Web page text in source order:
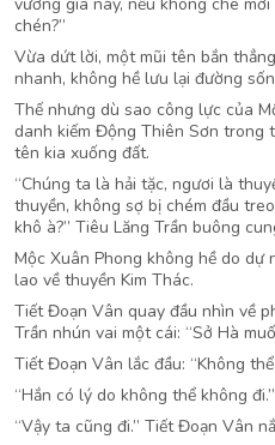
chén?”
Vừa dứt lời, một mũi tên bắn
nhanh, không hề lưu lại đường
Thế nhưng dù sao công lực của
danh kiếm Động Thiên Sơn trong
tên kia xuống đất.
“Chúng ta là hải tặc, ngươi là
thuyền, không sợ bị chém đầu
khô à?” Tiêu Lăng Trần buông
Mộc Xuân Phong không hề do dự
lao về thuyền Kim Thác.
Tiết Đoạn Vân quay đầu nhìn về
Trần nhún vai một cái: “Sở Hà
Tiết Đoạn Vân lắc đầu: “Không
“Hắn có lý do không thể không
“Vậy ta cũng đi.” Tiết Đoạn Vân